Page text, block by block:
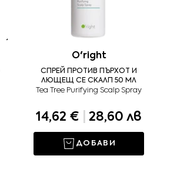
O'right
СПРЕЙ ПРОТИВ ПЪРХОТ И
ЛЮЩЕЩ СЕ СКАЛП 50 МЛ
Tea Tree Purifying Scalp Spray
14,62 € 28,60 лв
ДОБАВИ